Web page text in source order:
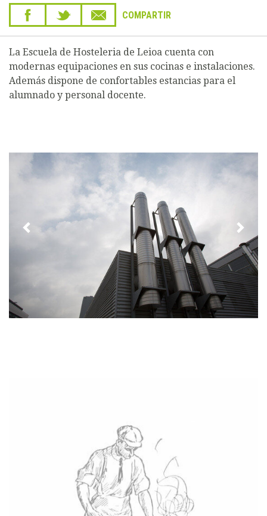
COMPARTIR
La Escuela de Hosteleria de Leioa cuenta con
modernas equipaciones en sus cocinas e instalaciones.
Además dispone de confortables estancias para el
alumnado y personal docente.
Exteriores
Previous